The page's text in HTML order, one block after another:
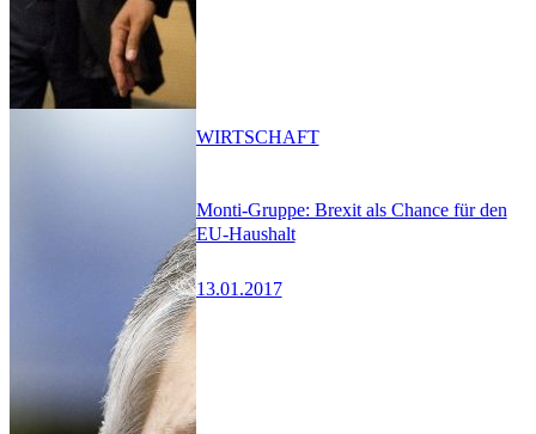
Monti-Gruppe: Brexit als Chance für den
EU-Haushalt
13.01.2017
WIRTSCHAFT